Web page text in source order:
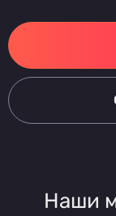
Наши